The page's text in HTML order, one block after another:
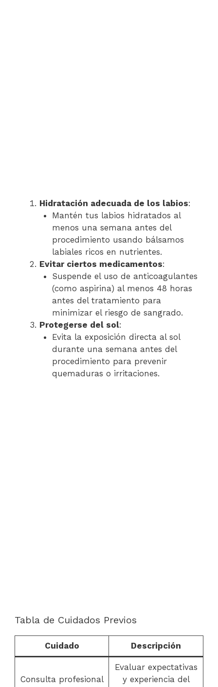
Hidratación adecuada de los labios:
Mantén tus labios hidratados al
menos una semana antes del
procedimiento usando bálsamos
labiales ricos en nutrientes.
Evitar ciertos medicamentos:
Suspende el uso de anticoagulantes
(como aspirina) al menos 48 horas
antes del tratamiento para
minimizar el riesgo de sangrado.
Protegerse del sol:
Evita la exposición directa al sol
durante una semana antes del
procedimiento para prevenir
quemaduras o irritaciones.
Tabla de Cuidados Previos
Cuidado Descripción
Consulta profesional
Evaluar expectativas
y experiencia del